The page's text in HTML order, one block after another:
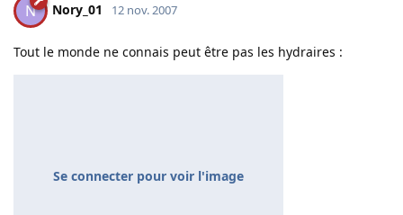
N Nory_01 12 nov. 2007
Tout le monde ne connais peut être pas les hydraires :
Se connecter pour voir l'image